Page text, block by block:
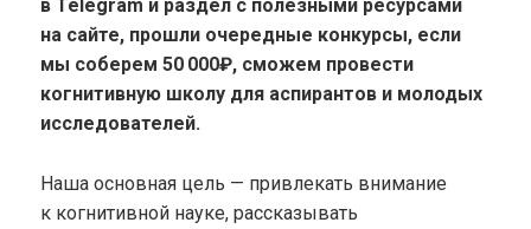
в Telegram и раздел с полезными ресурсами
на сайте, прошли очередные конкурсы, если
мы соберем 50 000₽, сможем провести
когнитивную школу для аспирантов и молодых
исследователей.
Наша основная цель — привлекать внимание
к когнитивной науке, рассказывать